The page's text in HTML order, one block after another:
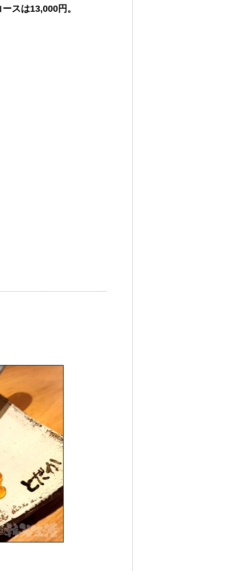
スは13,000円。